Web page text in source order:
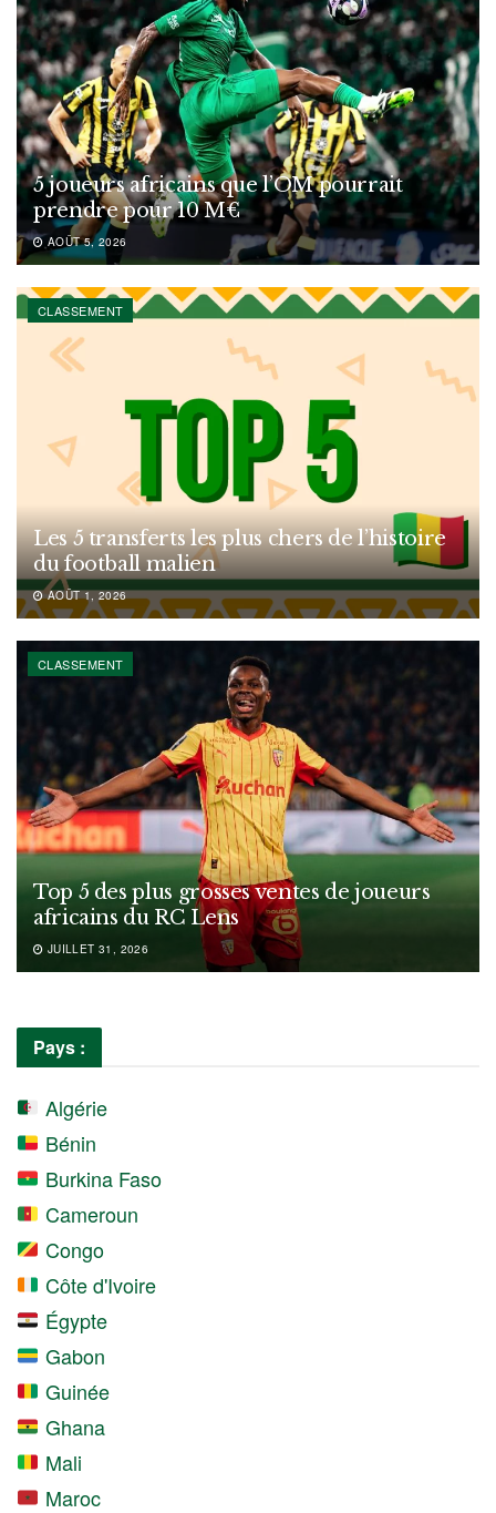
5 joueurs africains que l’OM pourrait
prendre pour 10 M€
AOÛT 5, 2026
CLASSEMENT
Les 5 transferts les plus chers de l’histoire
du football malien
AOÛT 1, 2026
CLASSEMENT
Top 5 des plus grosses ventes de joueurs
africains du RC Lens
JUILLET 31, 2026
Pays :
Algérie
Bénin
Burkina Faso
Cameroun
Congo
Côte d'Ivoire
Égypte
Gabon
Guinée
Ghana
Mali
Maroc